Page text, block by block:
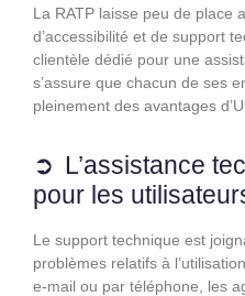
La RATP laisse peu de place
d’accessibilité et de support
clientèle dédié pour une
s’assure que chacun de ses
pleinement des avantages
L’assistance
pour les
Le support technique est
problèmes relatifs à l’utilisation
e-mail ou par téléphone, les